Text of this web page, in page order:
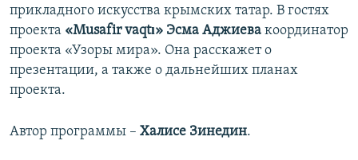
прикладного искусства крымских татар. В гостях
проекта «Musafir vaqtı» Эсма Аджиева координатор
проекта «Узоры мира». Она расскажет о
презентации, а также о дальнейших планах
проекта.
Автор программы – Халисе Зинедин.